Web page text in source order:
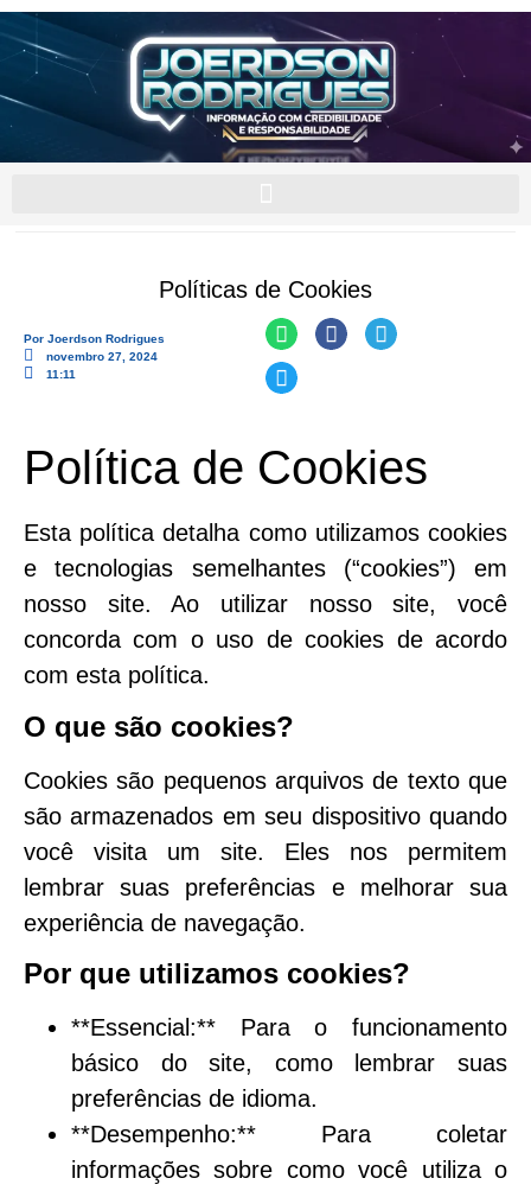
Políticas de Cookies
Por Joerdson Rodrigues
novembro 27, 2024
11:11
Política de Cookies
Esta política detalha como utilizamos cookies
e tecnologias semelhantes (“cookies”) em
nosso site. Ao utilizar nosso site, você
concorda com o uso de cookies de acordo
com esta política.
O que são cookies?
Cookies são pequenos arquivos de texto que
são armazenados em seu dispositivo quando
você visita um site. Eles nos permitem
lembrar suas preferências e melhorar sua
experiência de navegação.
Por que utilizamos cookies?
**Essencial:** Para o funcionamento
básico do site, como lembrar suas
preferências de idioma.
**Desempenho:** Para coletar
informações sobre como você utiliza o